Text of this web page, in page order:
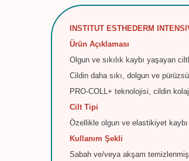
INSTITUT ESTHEDERM
Ürün Açıklaması
Olgun ve sıkılık kaybı yaşayan
Cildin daha sıkı, dolgun ve
PRO-COLL+ teknolojisi, cildin
Cilt Tipi
Özellikle olgun ve elastikiyet
Kullanım Şekli
Sabah ve/veya akşam